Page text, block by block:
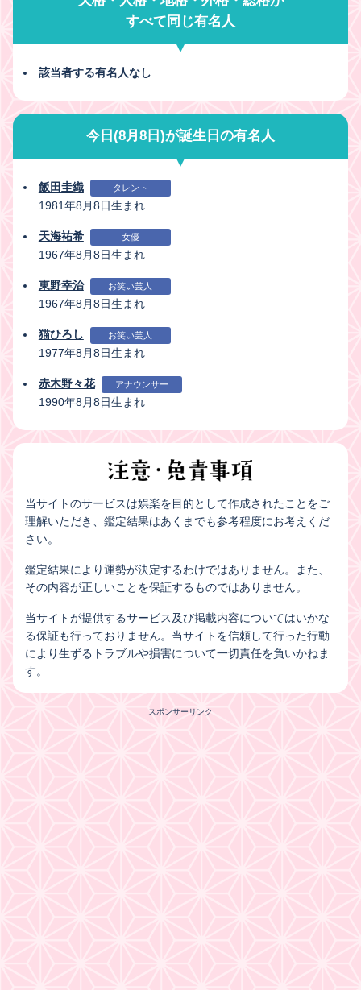
すべて同じ有名人
該当者する有名人なし
今日(8月8日)が誕生日の有名人
飯田圭織 タレント
1981年8月8日生まれ
天海祐希 女優
1967年8月8日生まれ
東野幸治 お笑い芸人
1967年8月8日生まれ
猫ひろし お笑い芸人
1977年8月8日生まれ
赤木野々花 アナウンサー
1990年8月8日生まれ
当サイトのサービスは娯楽を目的として作成されたことをご
理解いただき、鑑定結果はあくまでも参考程度にお考えくだ
さい。
鑑定結果により運勢が決定するわけではありません。また、
その内容が正しいことを保証するものではありません。
当サイトが提供するサービス及び掲載内容についてはいかな
る保証も行っておりません。当サイトを信頼して行った行動
により生ずるトラブルや損害について一切責任を負いかねま
す。
スポンサーリンク